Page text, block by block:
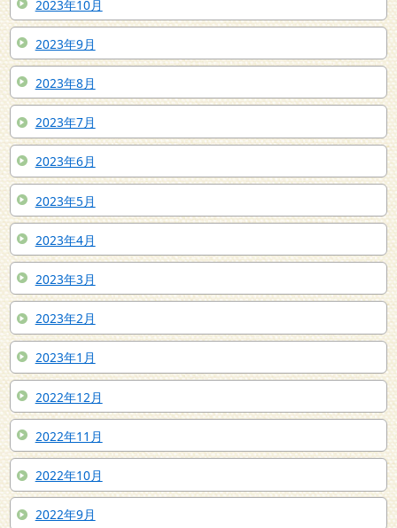
2023年10月
2023年9月
2023年8月
2023年7月
2023年6月
2023年5月
2023年4月
2023年3月
2023年2月
2023年1月
2022年12月
2022年11月
2022年10月
2022年9月